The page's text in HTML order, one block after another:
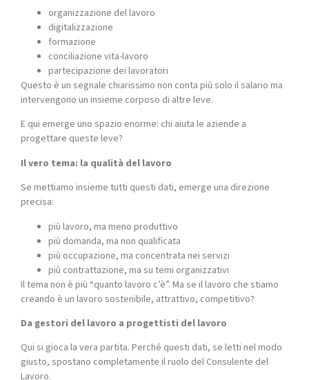
organizzazione del lavoro
digitalizzazione
formazione
conciliazione vita-lavoro
partecipazione dei lavoratori
Questo è un segnale chiarissimo non conta più solo il salario ma
intervengono un insieme corposo di altre leve.
E qui emerge uno spazio enorme: chi aiuta le aziende a
progettare queste leve?
Il vero tema: la qualità del lavoro
Se mettiamo insieme tutti questi dati, emerge una direzione
precisa:
più lavoro, ma meno produttivo
più domanda, ma non qualificata
più occupazione, ma concentrata nei servizi
più contrattazione, ma su temi organizzativi
Il tema non è più “quanto lavoro c’è”. Ma se il lavoro che stiamo
creando è un lavoro sostenibile, attrattivo, competitivo?
Da gestori del lavoro a progettisti del lavoro
Qui si gioca la vera partita. Perché questi dati, se letti nel modo
giusto, spostano completamente il ruolo del Consulente del
Lavoro.